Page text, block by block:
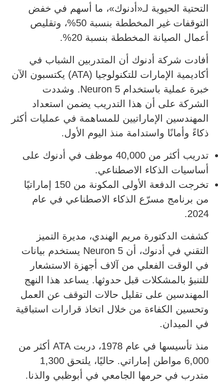
التحتية الحيوية لـ«أدنوك»، ما أسهم في خفض
التوقفات غير المخططة بنسبة 50%، وتقليص
أعمال الصيانة المخططة بنسبة 20%.
أفادت شركة أدنوك أن المتدربين الشباب في
أكاديمية الإمارات للتكنولوجيا (ATA) يكتسبون الآن
خبرة عملية باستخدام Neuron 5. وشددت
الشركة على أن هذا التدريب يضمن استعداد
المهندسين الإماراتيين للمساهمة في عمليات أكثر
ذكاءً وأمانًا واستدامة منذ اليوم الأول.
تدريب أكثر من 40,000 موظف في أدنوك على
أساسيات الذكاء الاصطناعي.
تخرجت الدفعة الأولى المكونة من 150 إماراتيًا
من برنامج مسرّع الذكاء الاصطناعي في عام
2024.
كشفت الدكتورة مريم الهندي، مديرة التميز
التقني في أدنوك، أن Neuron 5 يستخدم بيانات
في الوقت الفعلي من آلاف أجهزة الاستشعار
للتنبؤ بالمشكلات قبل حدوثها. يساعد هذا النهج
المهندسين على تقليل حالات التوقف عن العمل
وتحسين الكفاءة من خلال اتخاذ قرارات استباقية
في الميدان.
منذ تأسيسها في عام 1978، دربت ATA أكثر من
6,000 مواطن إماراتي. حاليًا، يلتحق 1,300
متدرب في حرمها الجامعي في أبوظبي والذنا.